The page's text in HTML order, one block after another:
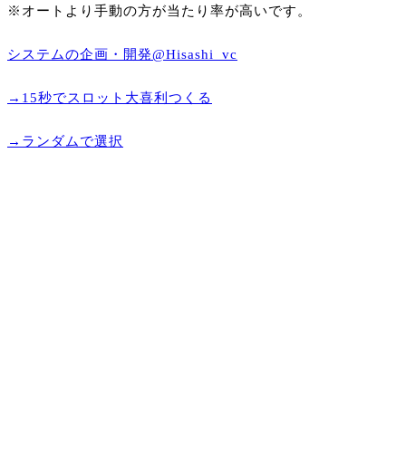
※オートより手動の方が当たり率が高いです。
システムの企画・開発@Hisashi_vc
→15秒でスロット大喜利つくる
→ランダムで選択